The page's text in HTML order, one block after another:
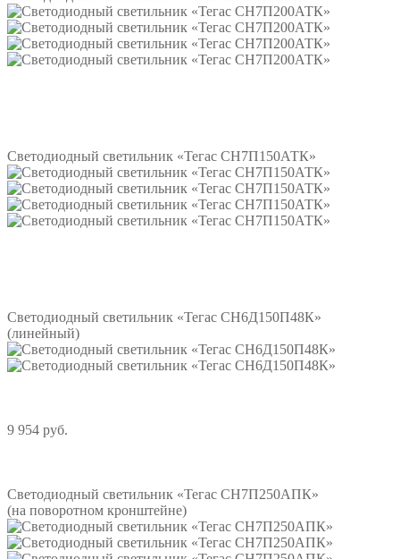
Светодиодный светильник «Тегас СН7П150АТК»
Светодиодный светильник «Тегас СН6Д150П48К»
(линейный)
9 954 руб.
Светодиодный светильник «Тегас СН7П250АПК»
(на поворотном кронштейне)